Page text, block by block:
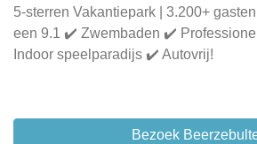
5-sterren Vakantiepark | 3.200+
een 9.1 ✔️ Zwembaden ✔️
Indoor speelparadijs ✔️ Autovrij!
Bezoek